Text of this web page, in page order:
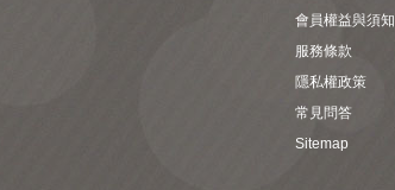
會員權益與須知
服務條款
隱私權政策
常見問答
Sitemap